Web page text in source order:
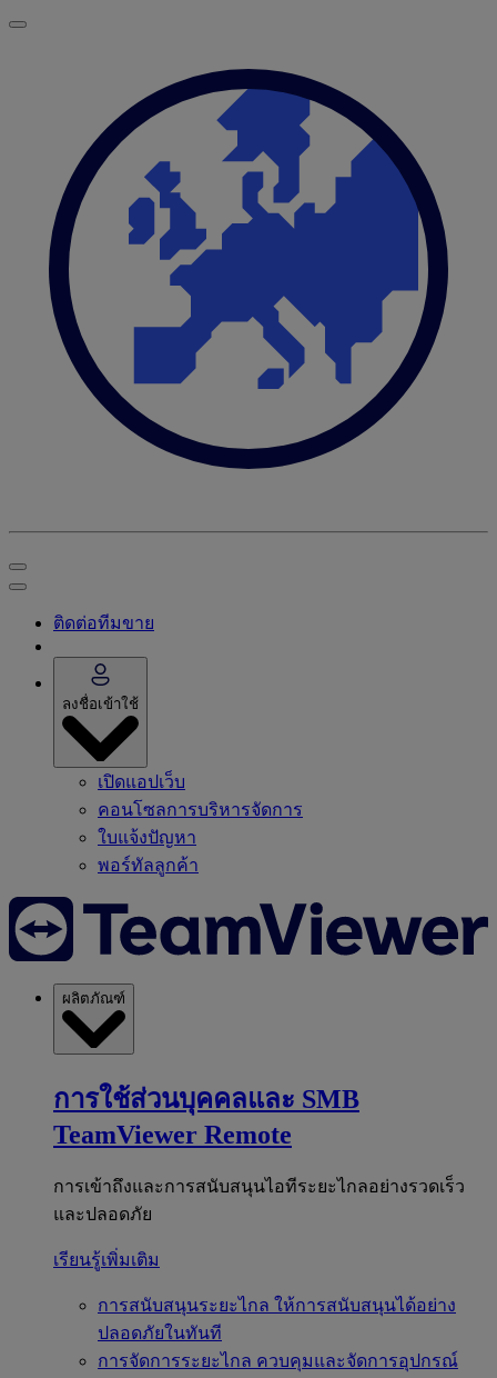
ติดต่อทีมขาย
ลงชื่อเข้าใช้
เปิดแอปเว็บ
คอนโซลการบริหารจัดการ
ใบแจ้งปัญหา
พอร์ทัลลูกค้า
ผลิตภัณฑ์
การใช้ส่วนบุคคลและ SMB
TeamViewer Remote
การเข้าถึงและการสนับสนุนไอทีระยะไกลอย่างรวดเร็ว
และปลอดภัย
เรียนรู้เพิ่มเติม
การสนับสนุนระยะไกล ให้การสนับสนุนได้อย่าง
ปลอดภัยในทันที
การจัดการระยะไกล ควบคุมและจัดการอุปกรณ์